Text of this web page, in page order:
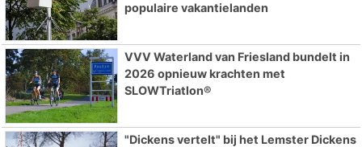
populaire vakantielanden
VVV Waterland van Friesland bundelt in
2026 opnieuw krachten met
SLOWTriatlon®
"Dickens vertelt" bij het Lemster Dickens